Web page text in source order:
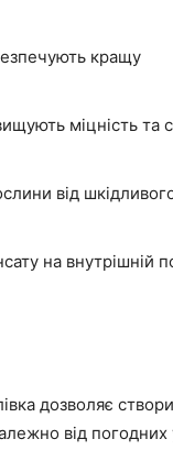
кращу
міцність та
від
на внутрішній
дозволяє
від погодних